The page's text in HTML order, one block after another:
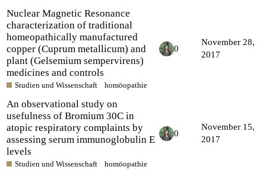
Nuclear Magnetic Resonance
characterization of traditional
homeopathically manufactured
copper (Cuprum metallicum) and
plant (Gelsemium sempervirens)
medicines and controls
Studien und Wissenschaft homöopathie
0
November 28,
2017
An observational study on
usefulness of Bromium 30C in
atopic respiratory complaints by
assessing serum immunoglobulin E
levels
Studien und Wissenschaft homöopathie
0
November 15,
2017